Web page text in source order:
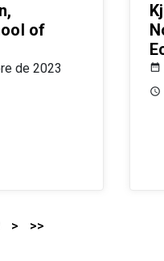
of
de 2023
> >>